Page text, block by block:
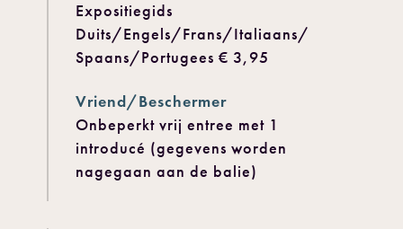
Expositiegids
Duits/Engels/Frans/Italiaans/
Spaans/Portugees € 3,95
Vriend/Beschermer
Onbeperkt vrij entree met 1
introducé (gegevens worden
nagegaan aan de balie)